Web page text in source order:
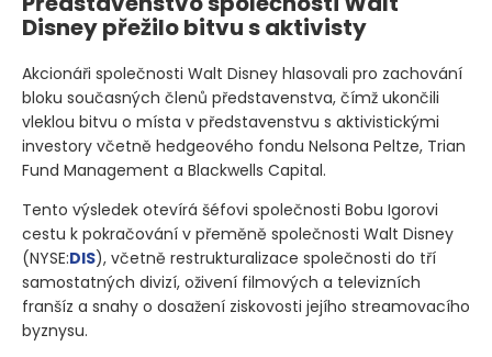
Disney přežilo bitvu s aktivisty
Akcionáři společnosti Walt Disney hlasovali pro zachování
bloku současných členů představenstva, čímž ukončili
vleklou bitvu o místa v představenstvu s aktivistickými
investory včetně hedgeového fondu Nelsona Peltze, Trian
Fund Management a Blackwells Capital.
Tento výsledek otevírá šéfovi společnosti Bobu Igorovi
cestu k pokračování v přeměně společnosti Walt Disney
(NYSE:DIS), včetně restrukturalizace společnosti do tří
samostatných divizí, oživení filmových a televizních
franšíz a snahy o dosažení ziskovosti jejího streamovacího
byznysu.